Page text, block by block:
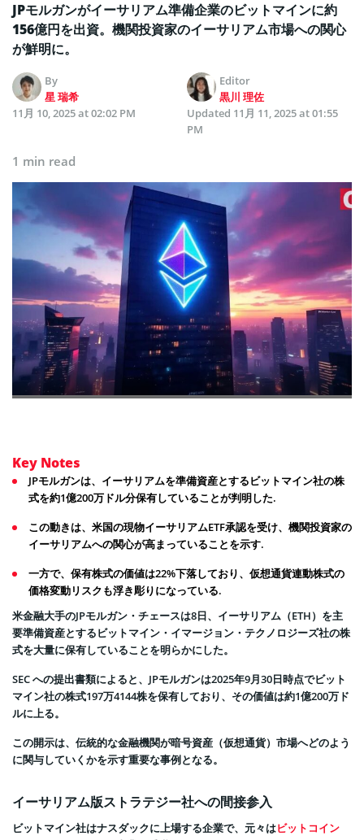
JPモルガンがイーサリアム準備企業のビットマインに約
156億円を出資。機関投資家のイーサリアム市場への関心
が鮮明に。
By
星 瑞希
Editor
黒川 理佐
11月 10, 2025 at 02:02 PM
Updated 11月 11, 2025 at 01:55
PM
1 min read
Key Notes
JPモルガンは、イーサリアムを準備資産とするビットマイン社の株
式を約1億200万ドル分保有していることが判明した.
この動きは、米国の現物イーサリアムETF承認を受け、機関投資家の
イーサリアムへの関心が高まっていることを示す.
一方で、保有株式の価値は22%下落しており、仮想通貨連動株式の
価格変動リスクも浮き彫りになっている.
米金融大手のJPモルガン・チェースは8日、イーサリアム（ETH）を主
要準備資産とするビットマイン・イマージョン・テクノロジーズ社の株
式を大量に保有していることを明らかにした。
SEC への提出書類によると、JPモルガンは2025年9月30日時点でビット
マイン社の株式197万4144株を保有しており、その価値は約1億200万ド
ルに上る。
この開示は、伝統的な金融機関が暗号資産（仮想通貨）市場へどのよう
に関与していくかを示す重要な事例となる。
イーサリアム版ストラテジー社への間接参入
ビットマイン社はナスダックに上場する企業で、元々はビットコイン